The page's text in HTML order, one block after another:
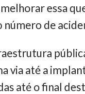
essa
de
via até a
até o final